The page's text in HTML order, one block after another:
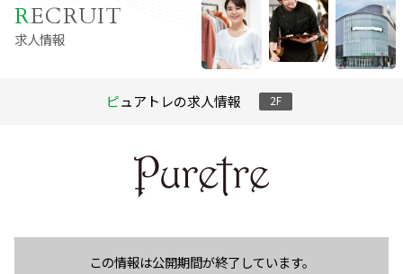
RECRUIT
求人情報
ピュアトレの求人情報 2F
この情報は公開期間が終了しています。